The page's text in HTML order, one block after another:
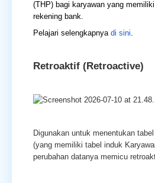
(THP) bagi karyawan yang
rekening bank.
Pelajari selengkapnya di sini.
Retroaktif (Retroactive)
Digunakan untuk menentukan
(yang memiliki tabel induk
perubahan datanya memicu